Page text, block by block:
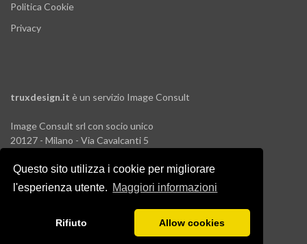
Questo sito utilizza i cookie per migliorare
l'esperienza utente. Maggiori informazioni
Rifiuto Allow cookies
Politica Cookie
Privacy
truxdesign.it è un servizio Image Consult
Image Consult srl con socio unico
20127 - Milano - Via Cavalcanti 5
P.IVA e C.F. 03383650961
REA 1673647 CCIAA Milano Monza Brianza
Registro Pile IT13030P00003110